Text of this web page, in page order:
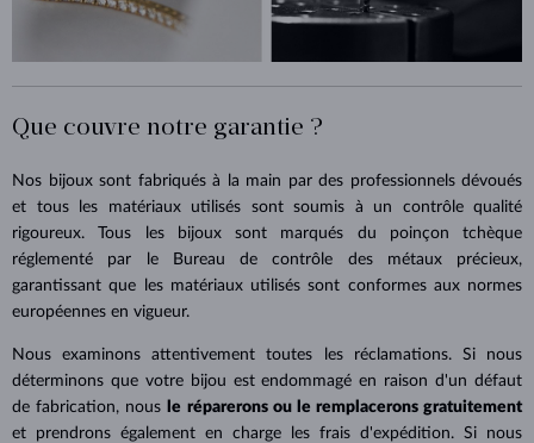
Que couvre notre garantie ?
Nos bijoux sont fabriqués à la main par des professionnels dévoués
et tous les matériaux utilisés sont soumis à un contrôle qualité
rigoureux. Tous les bijoux sont marqués du poinçon tchèque
réglementé par le Bureau de contrôle des métaux précieux,
garantissant que les matériaux utilisés sont conformes aux normes
européennes en vigueur.
Nous examinons attentivement toutes les réclamations. Si nous
déterminons que votre bijou est endommagé en raison d'un défaut
de fabrication, nous
le réparerons ou le remplacerons gratuitement
et prendrons également en charge les frais d'expédition. Si nous